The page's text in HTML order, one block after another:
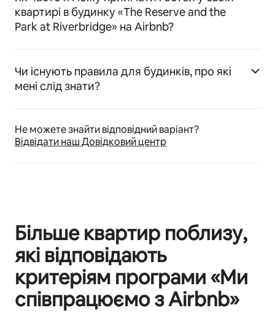
квартирі в будинку «The Reserve and the
Park at Riverbridge» на Airbnb?
Чи існують правила для будинків, про які
мені слід знати?
Не можете знайти відповідний варіант?
Відвідати наш Довідковий центр
Більше квартир поблизу,
які відповідають
критеріям програми «Ми
співпрацюємо з Airbnb»